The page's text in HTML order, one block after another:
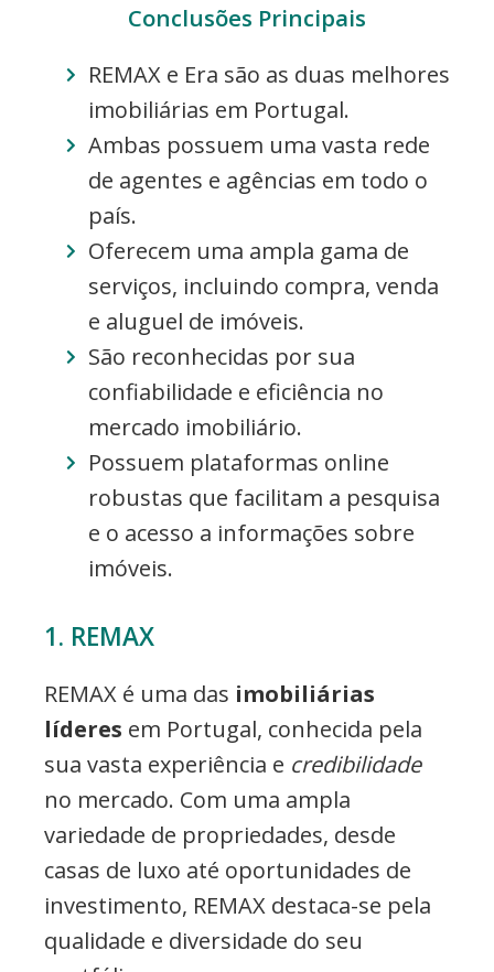
Conclusões Principais
REMAX e Era são as duas melhores
imobiliárias em Portugal.
Ambas possuem uma vasta rede
de agentes e agências em todo o
país.
Oferecem uma ampla gama de
serviços, incluindo compra, venda
e aluguel de imóveis.
São reconhecidas por sua
confiabilidade e eficiência no
mercado imobiliário.
Possuem plataformas online
robustas que facilitam a pesquisa
e o acesso a informações sobre
imóveis.
1. REMAX
REMAX é uma das imobiliárias
líderes em Portugal, conhecida pela
sua vasta experiência e credibilidade
no mercado. Com uma ampla
variedade de propriedades, desde
casas de luxo até oportunidades de
investimento, REMAX destaca-se pela
qualidade e diversidade do seu